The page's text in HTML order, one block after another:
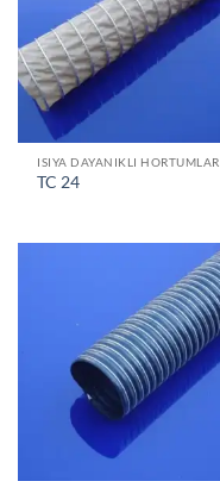
ISIYA DAYANIKLI HORTUMLAR
TC 24